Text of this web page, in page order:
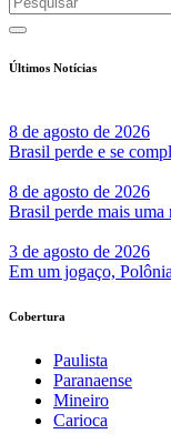
Últimos Notícias
8 de agosto de 2026
Brasil perde e se
8 de agosto de 2026
Brasil perde mais
3 de agosto de 2026
Em um jogaço,
Cobertura
Paulista
Paranaense
Mineiro
Carioca